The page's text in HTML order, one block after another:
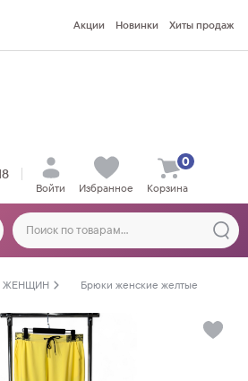
Акции Новинки Хиты продаж
Войти Избранное Корзина
0
ЖЕНЩИН Брюки женские желтые